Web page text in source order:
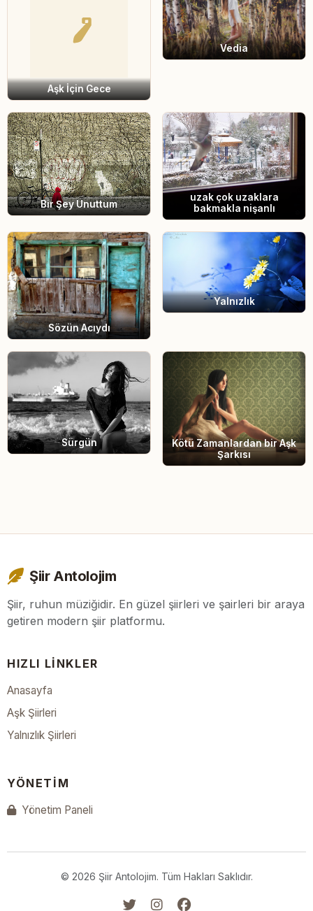
Aşk İçin Gece
Vedia
Bir Şey Unuttum
uzak çok uzaklara
bakmakla nişanlı
Sözün Acıydı
Yalnızlık
Sürgün
Kötü Zamanlardan bir Aşk
Şarkısı
Şiir Antolojim
Şiir, ruhun müziğidir. En güzel şiirleri ve şairleri bir araya
getiren modern şiir platformu.
HIZLI LINKLER
Anasayfa
Aşk Şiirleri
Yalnızlık Şiirleri
YÖNETIM
Yönetim Paneli
© 2026 Şiir Antolojim. Tüm Hakları Saklıdır.